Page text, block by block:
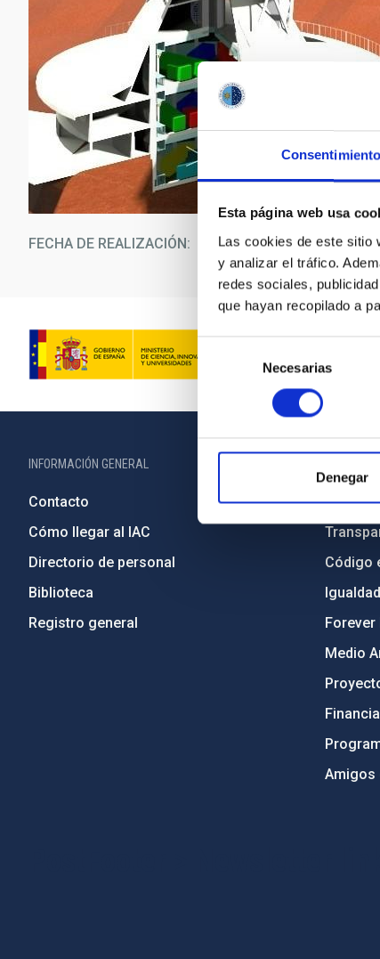
Consentimiento
Esta página web usa
Las cookies de este sitio
y analizar el tráfico.
redes sociales,
que hayan recopilado a
consentimiento
Necesarias
Denegar
FECHA DE REALIZACIÓN 25/08/2023
INFORMACIÓN GENERAL
Contacto
Cómo llegar al IAC
Directorio de personal
Biblioteca
Registro general
Código
Forever
Medio
Amigos